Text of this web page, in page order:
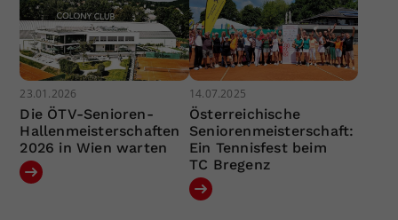
23.01.2026
Die ÖTV-Senioren-
Hallenmeisterschaften
2026 in Wien warten
14.07.2025
Österreichische
Seniorenmeisterschaft:
Ein Tennisfest beim
TC Bregenz